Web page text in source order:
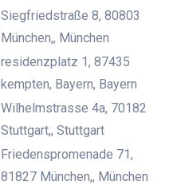
Siegfriedstraße 8, 80803
München,, München
residenzplatz 1, 87435
kempten, Bayern, Bayern
Wilhelmstrasse 4a, 70182
Stuttgart,, Stuttgart
Friedenspromenade 71,
81827 München,, München